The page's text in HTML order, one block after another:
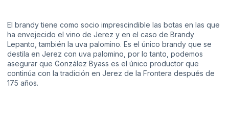
El brandy tiene como socio imprescindible las botas en las que
ha envejecido el vino de Jerez y en el caso de Brandy
Lepanto, también la uva palomino. Es el único brandy que se
destila en Jerez con uva palomino, por lo tanto, podemos
asegurar que González Byass es el único productor que
continúa con la tradición en Jerez de la Frontera después de
175 años.